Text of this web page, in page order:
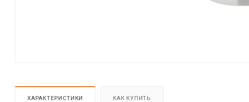
ХАРАКТЕРИСТИКИ КАК КУПИТЬ